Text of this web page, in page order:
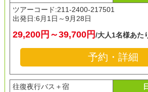
ツアーコード:211-2400-217501
出発日:6月1日～9月28日
29,200円～39,700円/大人1名様あた
予約・詳細
往復夜行バス＋宿